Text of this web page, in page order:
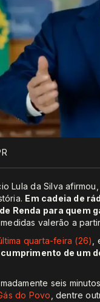
Lula da Silva
Em cadeia de
Renda para quem
valerão a
quarta-feira (26)
de um
seis
do Povo , dentre